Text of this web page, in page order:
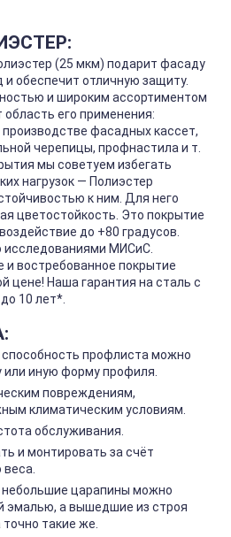
(25 мкм) подарит фасаду
обеспечит отличную защиту.
и широким ассортиментом
его применения:
фасадных кассет,
черепицы, профнастила и т.
мы советуем избегать
нагрузок — Полиэстер
к ним. Для него
цветостойкость. Это покрытие
до +80 градусов.
исследованиями МИСиС.
и востребованное покрытие
цене! Наша гарантия на сталь с
10 лет*.
профлиста можно
или иную форму профиля.
повреждениям,
климатическим условиям.
обслуживания.
и монтировать за счёт
небольшие царапины можно
эмалью, а вышедшие из строя
такие же.